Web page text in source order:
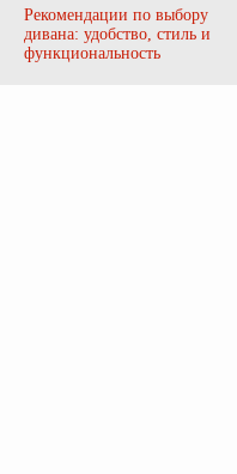
Рекомендации по выбору
дивана: удобство, стиль и
функциональность